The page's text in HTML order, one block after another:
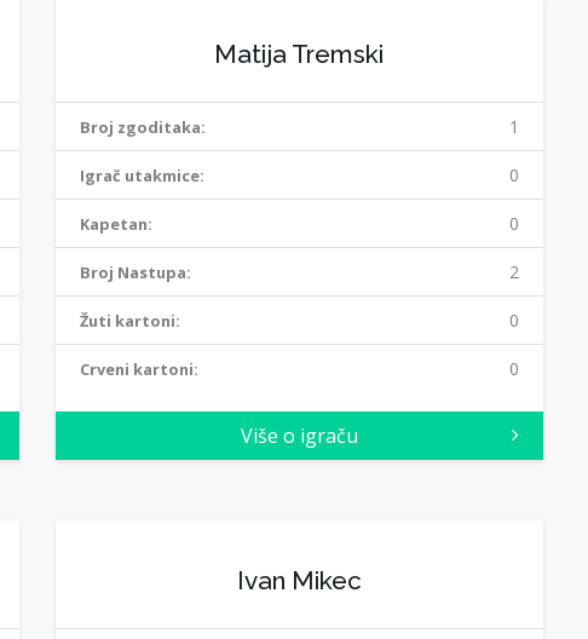
Matija Tremski
Broj zgoditaka: 1
Igrač utakmice: 0
Kapetan: 0
Broj Nastupa: 2
Žuti kartoni: 0
Crveni kartoni: 0
Više o igraču
Ivan Mikec